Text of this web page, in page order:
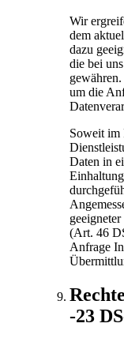
Wir
dem
dazu
die bei
um die
Soweit im
Daten in
(Art. 46
Anfrage
-23